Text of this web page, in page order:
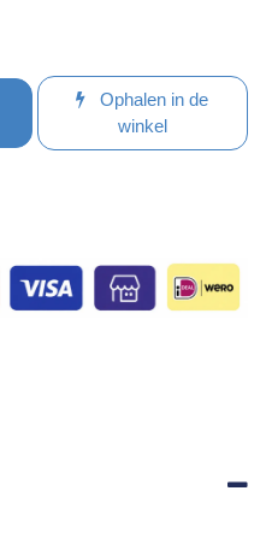
Ophalen in de
winkel